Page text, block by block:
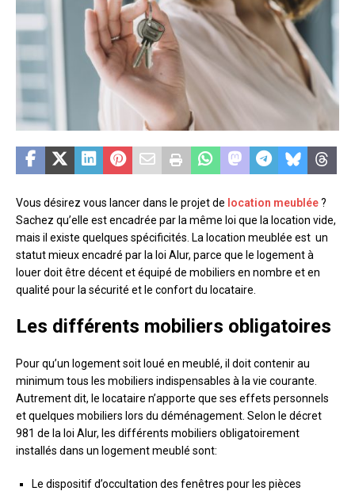
Vous désirez vous lancer dans le projet de location meublée?
Sachez qu’elle est encadrée par la même loi que la location vide,
mais il existe quelques spécificités. La location meublée est un
statut mieux encadré par la loi Alur, parce que le logement à
louer doit être décent et équipé de mobiliers en nombre et en
qualité pour la sécurité et le confort du locataire.
Les différents mobiliers obligatoires
Pour qu’un logement soit loué en meublé, il doit contenir au
minimum tous les mobiliers indispensables à la vie courante.
Autrement dit, le locataire n’apporte que ses effets personnels
et quelques mobiliers lors du déménagement. Selon le décret
981 de la loi Alur, les différents mobiliers obligatoirement
installés dans un logement meublé sont:
Le dispositif d’occultation des fenêtres pour les pièces